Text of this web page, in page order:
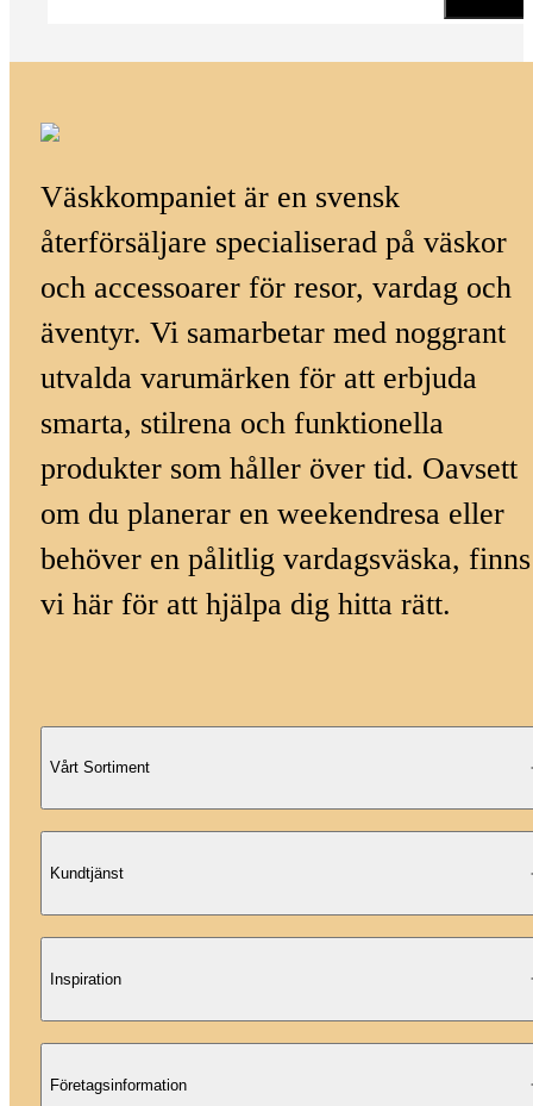
Väskkompaniet är en svensk
återförsäljare specialiserad på väskor
och accessoarer för resor, vardag och
äventyr. Vi samarbetar med noggrant
utvalda varumärken för att erbjuda
smarta, stilrena och funktionella
produkter som håller över tid. Oavsett
om du planerar en weekendresa eller
behöver en pålitlig vardagsväska, finns
vi här för att hjälpa dig hitta rätt.
Vårt Sortiment
Kundtjänst
Inspiration
Företagsinformation